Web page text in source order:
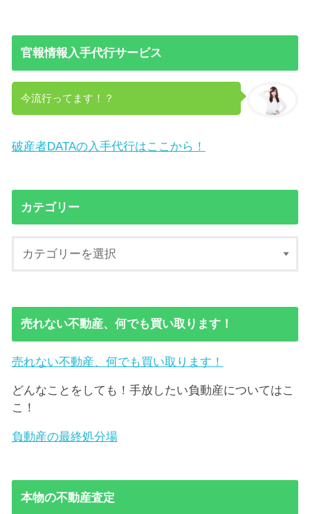
官報情報入手代行サービス
今流行ってます！？
破産者DATAの入手代行はここから！
カテゴリー
売れない不動産、何でも買い取ります！
売れない不動産、何でも買い取ります！
どんなことをしても！手放したい負動産についてはこ
こ！
負動産の最終処分場
本物の不動産査定